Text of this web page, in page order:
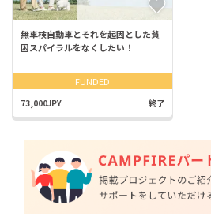
無車検自動車とそれを起因とした貧
困スパイラルをなくしたい！
FUNDED
73,000JPY 終了